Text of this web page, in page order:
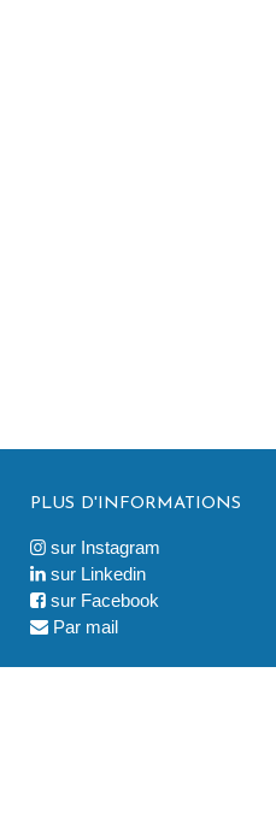
PLUS D'INFORMATIONS
 sur Instagram
 sur Linkedin
 sur Facebook
 Par mail